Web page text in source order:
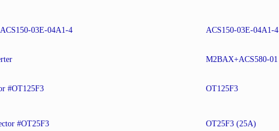
03E-04A1-4 ACS150-03E-04A1-4
M2BAX+ACS580-01
#OT125F3 OT125F3
#OT25F3 OT25F3 (25A)